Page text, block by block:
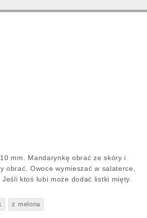
mm. Mandarynkę obrać ze skóry i
obrać. Owoce wymieszać w salaterce,
ktoś lubi może dodać listki mięty.
z melona